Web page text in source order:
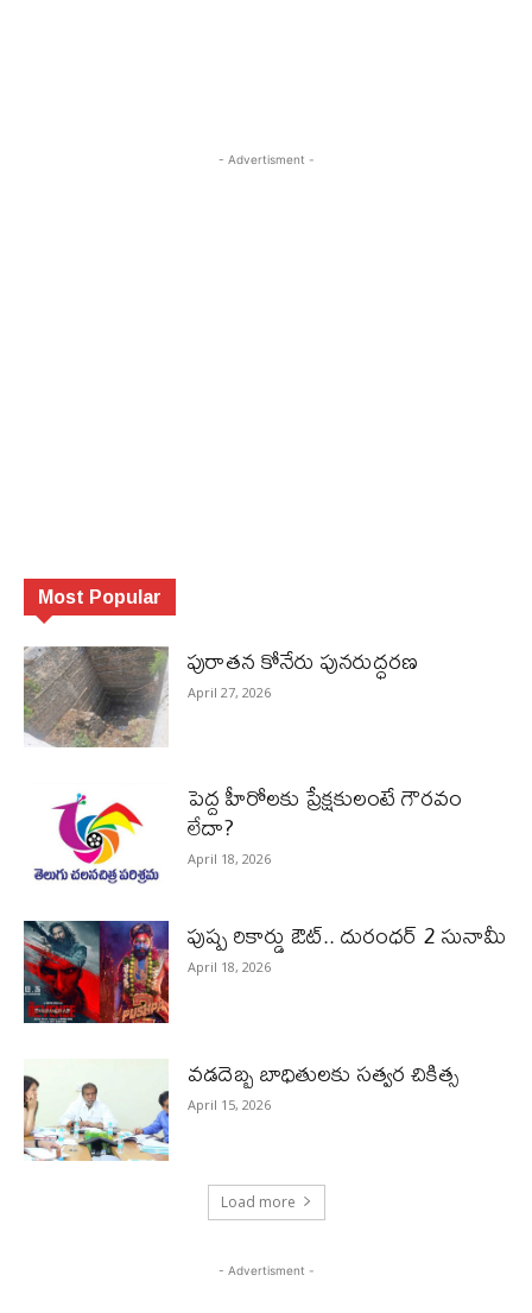
- Advertisment -
Most Popular
పురాత‌న కోనేరు పున‌రుద్ధ‌ర‌ణ
April 27, 2026
పెద్ద హీరోల‌కు ప్రేక్ష‌కులంటే గౌర‌వం
లేదా?
April 18, 2026
పుష్ప రికార్డు ఔట్‌.. దురంధ‌ర్ 2 సునామీ
April 18, 2026
వడదెబ్బ బాధితులకు సత్వర చికిత్స
April 15, 2026
Load more
- Advertisment -